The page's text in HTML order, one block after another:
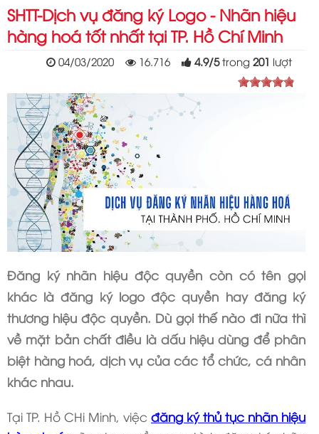
SHTT-Dịch vụ đăng ký Logo - Nhãn hiệu
hàng hoá tốt nhất tại TP. Hồ Chí Minh
04/03/2020 16.716 4.9/5trong201 lượt
Đăng ký nhãn hiệu độc quyền còn có tên gọi
khác là đăng ký logo độc quyền hay đăng ký
thương hiệu độc quyền. Dù gọi thế nào đi nữa thì
về mặt bản chất điều là dấu hiệu dùng để phân
biệt hàng hoá, dịch vụ của các tổ chức, cá nhân
khác nhau.
Tại TP. Hồ CHi Minh, việcđăng ký thủ tục nhãn hiệu